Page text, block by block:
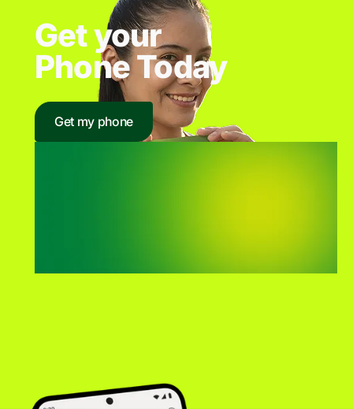
Get your
Phone Today
Get my phone